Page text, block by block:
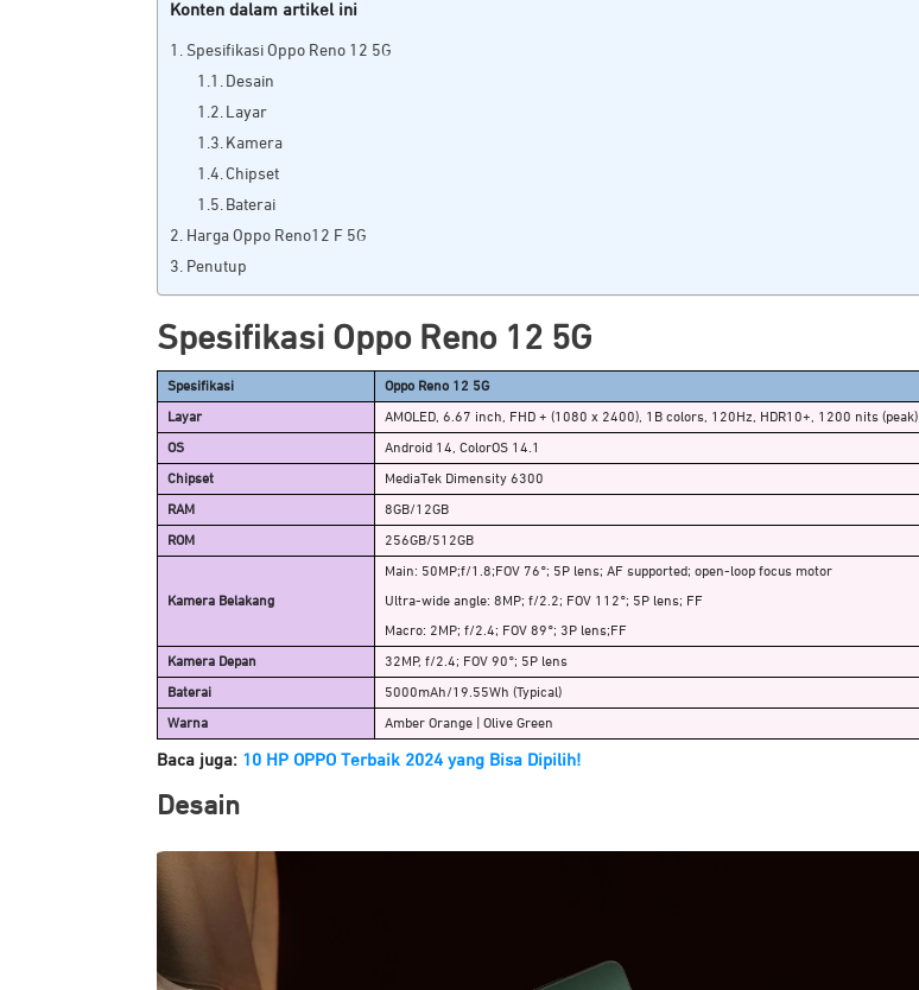
Konten dalam artikel ini
Spesifikasi Oppo Reno 12 5G
Desain
Layar
Kamera
Chipset
Baterai
Harga Oppo Reno12 F 5G
Penutup
Spesifikasi Oppo Reno 12 5G
Spesifikasi Oppo Reno 12 5G
Layar AMOLED, 6.67 inch, FHD + (1080 x 2400), 1B colors, 120Hz, HDR10+, 1200 nits (peak)
OS Android 14, ColorOS 14.1
Chipset MediaTek Dimensity 6300
RAM 8GB/12GB
ROM 256GB/512GB
Kamera Belakang
Main: 50MP;f/1.8;FOV 76°; 5P lens; AF supported; open-loop focus motor
Ultra-wide angle: 8MP; f/2.2; FOV 112°; 5P lens; FF
Macro: 2MP; f/2.4; FOV 89°; 3P lens;FF
Kamera Depan 32MP, f/2.4; FOV 90°; 5P lens
Baterai 5000mAh/19.55Wh (Typical)
Warna Amber Orange | Olive Green
Baca juga: 10 HP OPPO Terbaik 2024 yang Bisa Dipilih!
Desain